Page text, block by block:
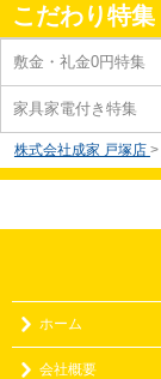
こだわり特集
敷金・礼金0円特集
家具家電付き特集
株式会社成家 戸塚店 >
ホーム
会社概要